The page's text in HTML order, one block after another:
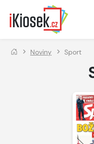
Přejít na hlavní obsah
Noviny Sport